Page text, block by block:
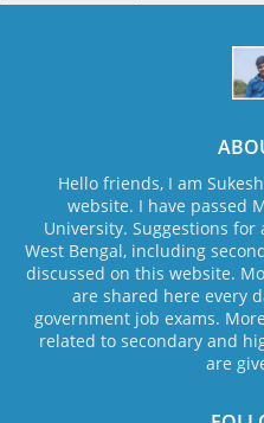
Hello friends, I am
website. I have passed
University. Suggestions
West Bengal, including
discussed on this website.
are shared here every
government job exams.
related to secondary and
are